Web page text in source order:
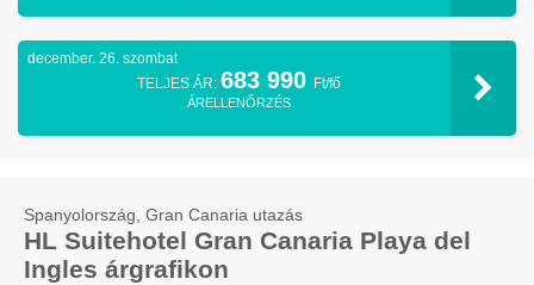
december. 26. szombat
TELJES ÁR: 683 990 Ft/fő
ÁRELLENŐRZÉS
Spanyolország, Gran Canaria utazás
HL Suitehotel Gran Canaria Playa del
Ingles árgrafikon